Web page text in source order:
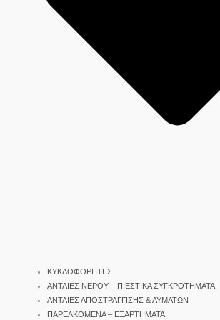
ΚΥΚΛΟΦΟΡΗΤΕΣ
ΑΝΤΛΙΕΣ ΝΕΡΟΥ – ΠΙΕΣΤΙΚΑ ΣΥΓΚΡΟΤΗΜΑΤΑ
ΑΝΤΛΙΕΣ ΑΠΟΣΤΡΑΓΓΙΣΗΣ & ΛΥΜΑΤΩΝ
ΠΑΡΕΛΚΟΜΕΝΑ – ΕΞΑΡΤΗΜΑΤΑ